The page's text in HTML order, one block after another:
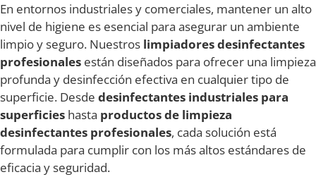
En entornos industriales y comerciales, mantener un alto
nivel de higiene es esencial para asegurar un ambiente
limpio y seguro. Nuestros limpiadores desinfectantes
profesionales están diseñados para ofrecer una limpieza
profunda y desinfección efectiva en cualquier tipo de
superficie. Desde desinfectantes industriales para
superficies hasta productos de limpieza
desinfectantes profesionales, cada solución está
formulada para cumplir con los más altos estándares de
eficacia y seguridad.